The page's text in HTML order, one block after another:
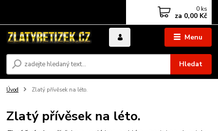
Menu
Hledat
0 ks
za 0,00 Kč
Úvod Zlatý přívěsek na léto.
Zlatý přívěsek na léto.